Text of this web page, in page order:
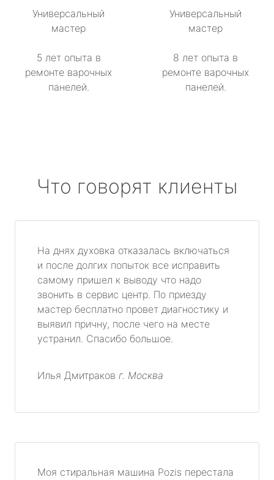
Универсальный
мастер
5 лет опыта в
ремонте варочных
панелей.
Универсальный
мастер
8 лет опыта в
ремонте варочных
панелей.
Что говорят клиенты
На днях духовка отказалась включаться
и после долгих попыток все исправить
самому пришел к выводу что надо
звонить в сервис центр. По приезду
мастер бесплатно провет диагностику и
выявил причну, после чего на месте
устранил. Спасибо большое.
Илья Дмитраков г. Москва
Моя стиральная машина Pozis перестала